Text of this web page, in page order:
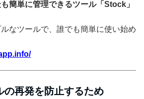
簡単に管理できるツール「Stock」
なツールで、誰でも簡単に使い始め
の再発を防止するため